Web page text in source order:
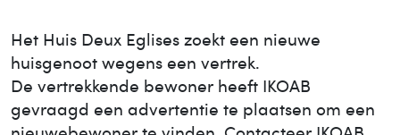
Het Huis Deux Egliseszoekt een nieuwe
huisgenoot wegens een vertrek.
De vertrekkende bewoner heeft IKOAB
gevraagd een advertentie te plaatsen om een